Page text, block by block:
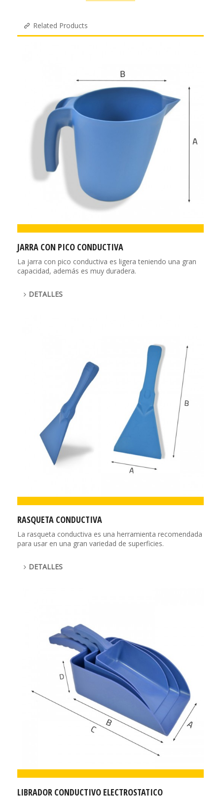
Related Products
JARRA CON PICO CONDUCTIVA
La jarra con pico conductiva es ligera teniendo una gran
capacidad, además es muy duradera.
DETALLES
RASQUETA CONDUCTIVA
La rasqueta conductiva es una herramienta recomendada
para usar en una gran variedad de superficies.
DETALLES
LIBRADOR CONDUCTIVO ELECTROSTATICO